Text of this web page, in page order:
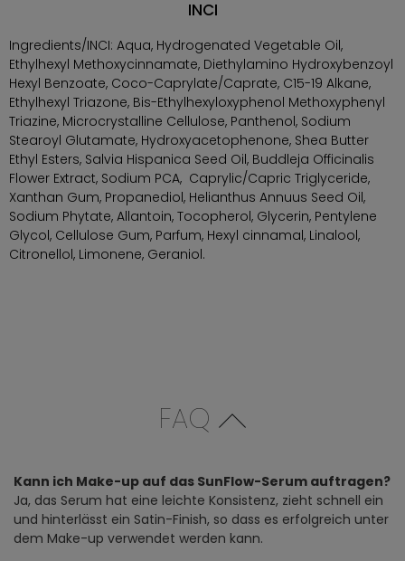
INCI
Ingredients/INCI: Aqua, Hydrogenated Vegetable Oil,
Ethylhexyl Methoxycinnamate, Diethylamino Hydroxybenzoyl
Hexyl Benzoate, Coco-Caprylate/Caprate, C15-19 Alkane,
Ethylhexyl Triazone, Bis-Ethylhexyloxyphenol Methoxyphenyl
Triazine, Microcrystalline Cellulose, Panthenol, Sodium
Stearoyl Glutamate, Hydroxyacetophenone, Shea Butter
Ethyl Esters, Salvia Hispanica Seed Oil, Buddleja Officinalis
Flower Extract, Sodium PCA, Caprylic/Capric Triglyceride,
Xanthan Gum, Propanediol, Helianthus Annuus Seed Oil,
Sodium Phytate, Allantoin, Tocopherol, Glycerin, Pentylene
Glycol, Cellulose Gum, Parfum, Hexyl cinnamal, Linalool,
Citronellol, Limonene, Geraniol.
FAQ
Kann ich Make-up auf das SunFlow-Serum auftragen?
Ja, das Serum hat eine leichte Konsistenz, zieht schnell ein
und hinterlässt ein Satin-Finish, so dass es erfolgreich unter
dem Make-up verwendet werden kann.